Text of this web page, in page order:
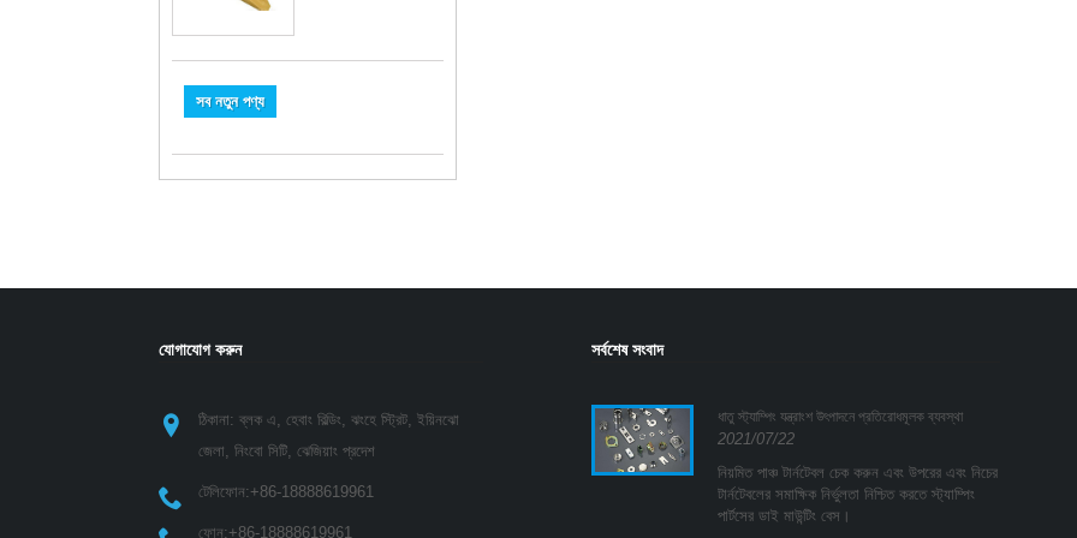
সব নতুন পণ্য
যোগাযোগ করুন
ঠিকানা: ব্লক এ, হেবাং বিল্ডিং, ঝংহে স্ট্রিট, ইয়িনঝো
জেলা, নিংবো সিটি, ঝেজিয়াং প্রদেশ
টেলিফোন:+86-18888619961
ফোন:+86-18888619961
সর্বশেষ সংবাদ
অ্যালুমিনিয়াম কাস্টিং এর দূষণ এড়ানোর জ্ঞান পরিচিতি
ইমপালস পদ্ধতি। অ্যানোডাইজিংয়ের প্রাথমিক পর্যায়ে,
ধাতু স্ট্যাম্পিং যন্ত্রাংশ উৎপাদনে প্রতিরোধমূলক ব্যবস্থা
2021/07/22
নিয়মিত পাঞ্চ টার্নটেবল চেক করুন এবং উপরের এবং নিচের
টার্নটেবলের সমাক্ষিক নির্ভুলতা নিশ্চিত করতে স্ট্যাম্পিং
পার্টসের ডাই মাউন্টিং বেস।